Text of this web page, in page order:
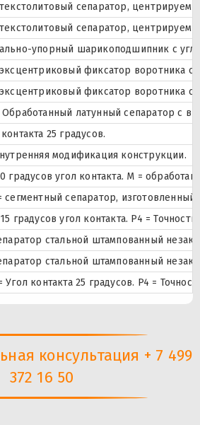
сепаратор,
сепаратор,
упорный шарикоподшипник с
фиксатор воротника
фиксатор воротника
Обработанный латунный сепаратор с
25 градусов.
модификация конструкции.
градусов угол контакта. M =
сегментный сепаратор,
градусов угол контакта. P4 =
стальной штампованный
стальной штампованный
Угол контакта 25 градусов. P4 =
консультация + 7 499
372 16 50